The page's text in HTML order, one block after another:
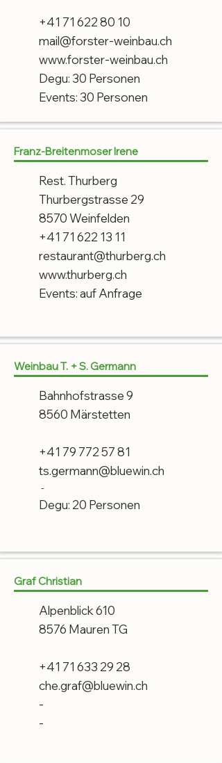
+41 71 622 80 10
mail@forster-weinbau.ch
www.forster-weinbau.ch
Degu: 30 Personen
Events: 30 Personen
Franz-Breitenmoser Irene
Rest. Thurberg
Thurbergstrasse 29
8570 Weinfelden
+41 71 622 13 11
restaurant@thurberg.ch
www.thurberg.ch
Events: auf Anfrage
Weinbau T. + S. Germann
Bahnhofstrasse 9
8560 Märstetten
+41 79 772 57 81
ts.germann@bluewin.ch
-
Degu: 20 Personen
Graf Christian
Alpenblick 610
8576 Mauren TG
+41 71 633 29 28
che.graf@bluewin.ch
-
-